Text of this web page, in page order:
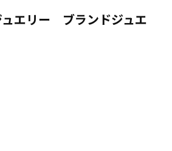
ュエリー ブランドジュエ